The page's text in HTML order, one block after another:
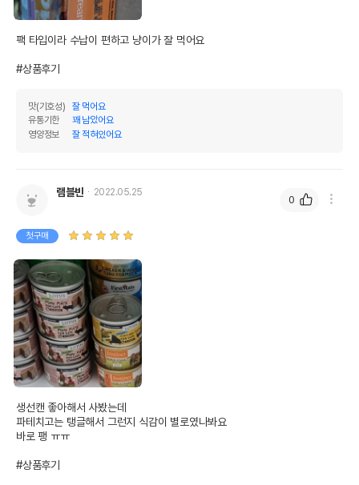
팩 타입이라 수납이 편하고 냥이가 잘 먹어요
#상품후기
맛(기호성)
잘 먹어요
유통기한
꽤 남았어요
영양정보
잘 적혀있어요
램블빈 2022.05.25
첫구매
생선캔 좋아해서 사봤는데
파테치고는 탱글해서 그런지 식감이 별로였나봐요
바로 팽 ㅠㅠ
#상품후기
0